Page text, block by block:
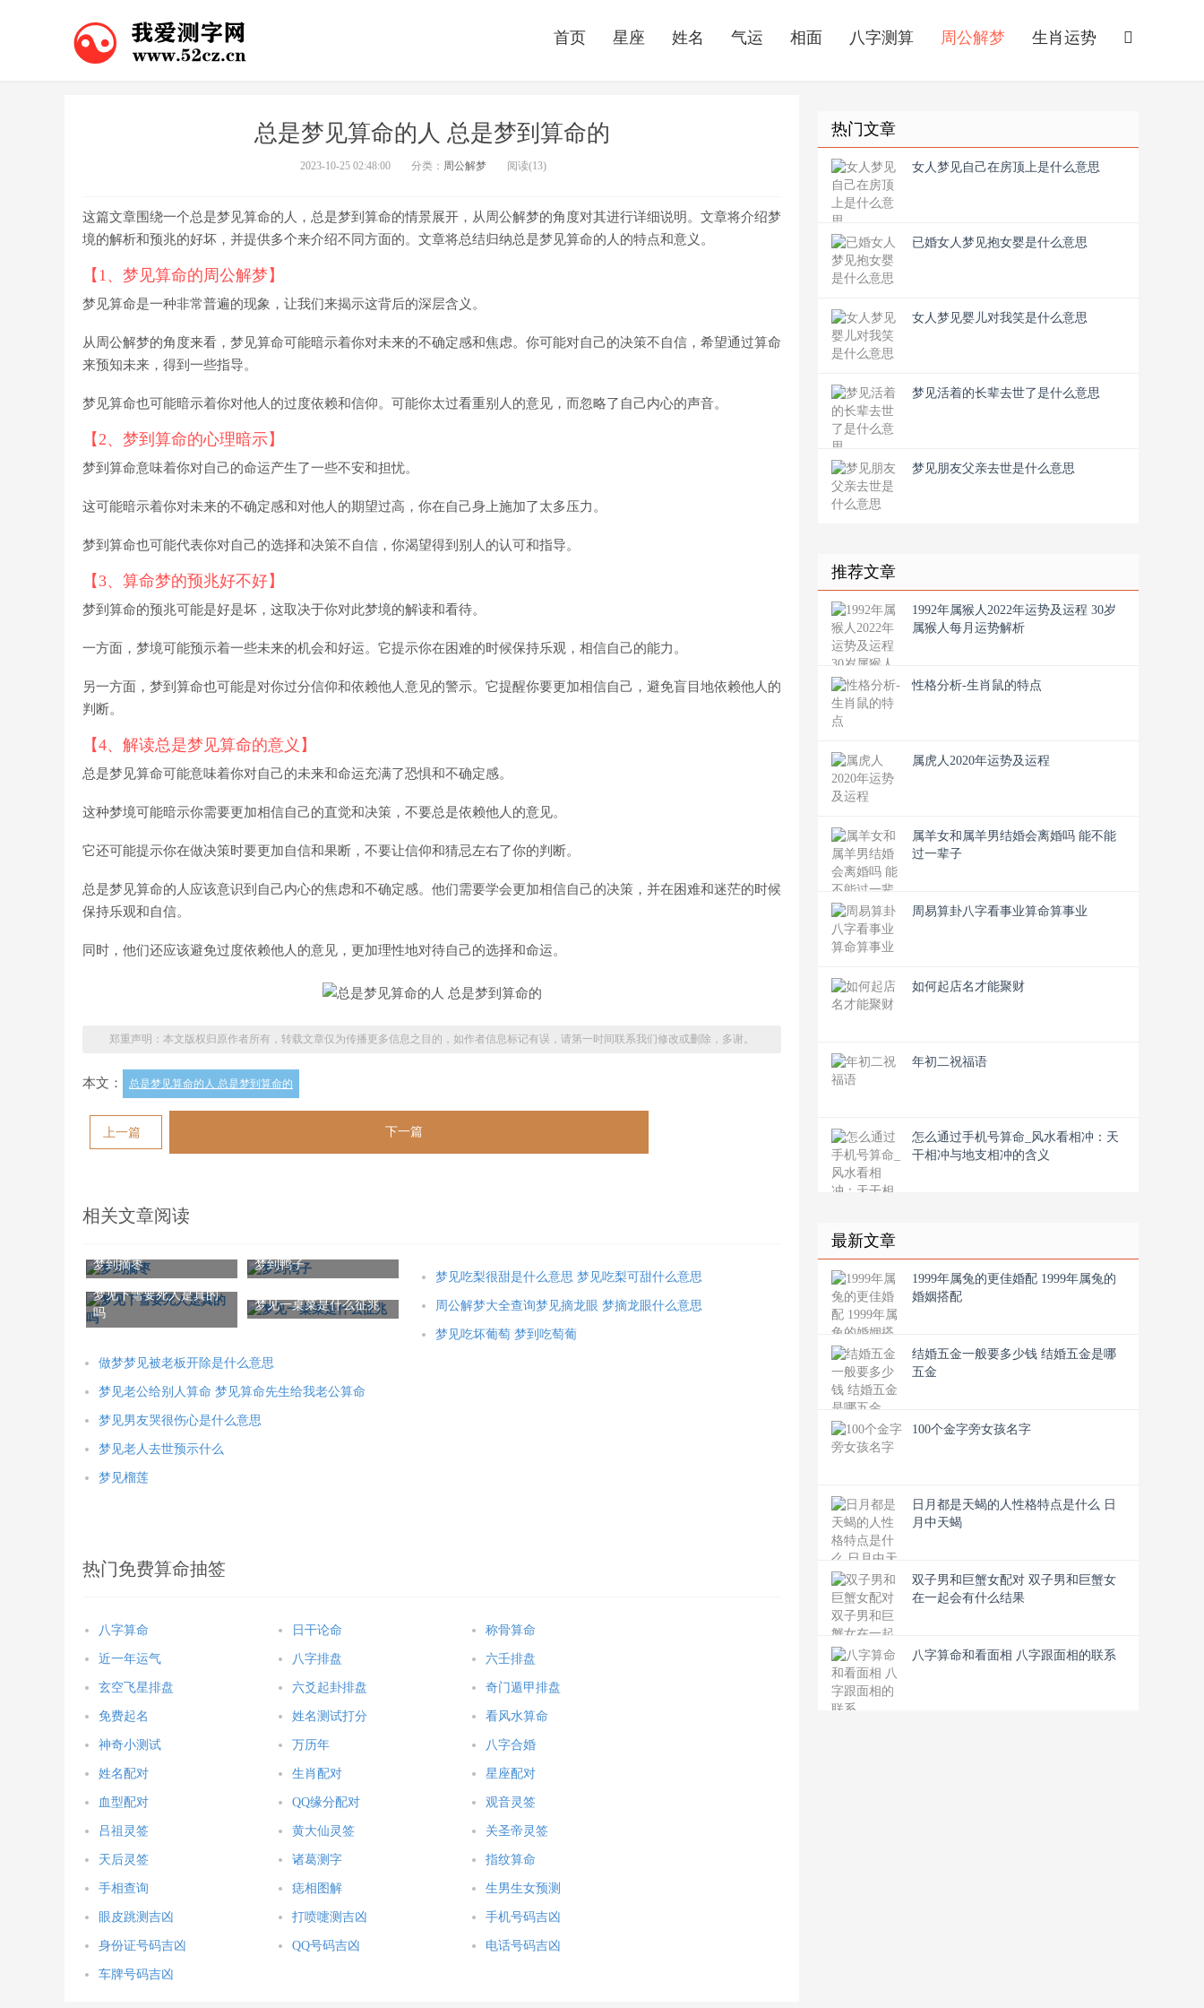
首页 星座 姓名 气运 相面 八字测算 周公解梦 生肖运势
总是梦见算命的人 总是梦到算命的
2023-10-25 02:48:00 分类： 周公解梦 阅读(13)
这篇文章围绕一个总是梦见算命的人，总是梦到算命的情景展开，从周公解梦的角度对其进行详细说明。文章将介绍梦
境的解析和预兆的好坏，并提供多个来介绍不同方面的。文章将总结归纳总是梦见算命的人的特点和意义。
【1、梦见算命的周公解梦】
梦见算命是一种非常普遍的现象，让我们来揭示这背后的深层含义。
从周公解梦的角度来看，梦见算命可能暗示着你对未来的不确定感和焦虑。你可能对自己的决策不自信，希望通过算命
来预知未来，得到一些指导。
梦见算命也可能暗示着你对他人的过度依赖和信仰。可能你太过看重别人的意见，而忽略了自己内心的声音。
【2、梦到算命的心理暗示】
梦到算命意味着你对自己的命运产生了一些不安和担忧。
这可能暗示着你对未来的不确定感和对他人的期望过高，你在自己身上施加了太多压力。
梦到算命也可能代表你对自己的选择和决策不自信，你渴望得到别人的认可和指导。
【3、算命梦的预兆好不好】
梦到算命的预兆可能是好是坏，这取决于你对此梦境的解读和看待。
一方面，梦境可能预示着一些未来的机会和好运。它提示你在困难的时候保持乐观，相信自己的能力。
另一方面，梦到算命也可能是对你过分信仰和依赖他人意见的警示。它提醒你要更加相信自己，避免盲目地依赖他人的
判断。
【4、解读总是梦见算命的意义】
总是梦见算命可能意味着你对自己的未来和命运充满了恐惧和不确定感。
这种梦境可能暗示你需要更加相信自己的直觉和决策，不要总是依赖他人的意见。
它还可能提示你在做决策时要更加自信和果断，不要让信仰和猜忌左右了你的判断。
总是梦见算命的人应该意识到自己内心的焦虑和不确定感。他们需要学会更加相信自己的决策，并在困难和迷茫的时候
保持乐观和自信。
同时，他们还应该避免过度依赖他人的意见，更加理性地对待自己的选择和命运。
郑重声明：本文版权归原作者所有，转载文章仅为传播更多信息之目的，如作者信息标记有误，请第一时间联系我们修改或删除，多谢。
本文： 总是梦见算命的人 总是梦到算命的
上一篇 下一篇
相关文章阅读
梦到摘枣 梦到鸭子
梦见下雪要死人是真的
吗
梦见一桌菜是什么征兆
梦见吃梨很甜是什么意思 梦见吃梨可甜什么意思
周公解梦大全查询梦见摘龙眼 梦摘龙眼什么意思
梦见吃坏葡萄 梦到吃萄葡
做梦梦见被老板开除是什么意思
梦见老公给别人算命 梦见算命先生给我老公算命
梦见男友哭很伤心是什么意思
梦见老人去世预示什么
梦见榴莲
热门免费算命抽签
八字算命 日干论命 称骨算命
近一年运气 八字排盘 六壬排盘
玄空飞星排盘 六爻起卦排盘 奇门遁甲排盘
免费起名 姓名测试打分 看风水算命
神奇小测试 万历年 八字合婚
姓名配对 生肖配对 星座配对
血型配对 QQ缘分配对 观音灵签
吕祖灵签 黄大仙灵签 关圣帝灵签
天后灵签 诸葛测字 指纹算命
手相查询 痣相图解 生男生女预测
眼皮跳测吉凶 打喷嚏测吉凶 手机号码吉凶
身份证号码吉凶 QQ号码吉凶 电话号码吉凶
车牌号码吉凶
热门文章
女人梦见自己在房顶上是什么意思
已婚女人梦见抱女婴是什么意思
女人梦见婴儿对我笑是什么意思
梦见活着的长辈去世了是什么意思
梦见朋友父亲去世是什么意思
推荐文章
1992年属猴人2022年运势及运程 30岁
属猴人每月运势解析
性格分析-生肖鼠的特点
属虎人2020年运势及运程
属羊女和属羊男结婚会离婚吗 能不能
过一辈子
周易算卦八字看事业算命算事业
如何起店名才能聚财
年初二祝福语
怎么通过手机号算命_风水看相冲：天
干相冲与地支相冲的含义
最新文章
1999年属兔的更佳婚配 1999年属兔的
婚姻搭配
结婚五金一般要多少钱 结婚五金是哪
五金
100个金字旁女孩名字
日月都是天蝎的人性格特点是什么 日
月中天蝎
双子男和巨蟹女配对 双子男和巨蟹女
在一起会有什么结果
八字算命和看面相 八字跟面相的联系